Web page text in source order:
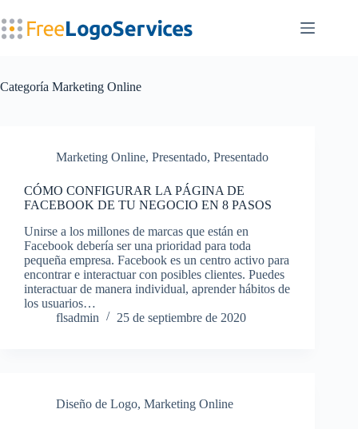
al
contenido
Categoría Marketing Online
Marketing Online, Presentado, Presentado
CÓMO CONFIGURAR LA PÁGINA DE
FACEBOOK DE TU NEGOCIO EN 8 PASOS
Unirse a los millones de marcas que están en
Facebook debería ser una prioridad para toda
pequeña empresa. Facebook es un centro activo para
encontrar e interactuar con posibles clientes. Puedes
interactuar de manera individual, aprender hábitos de
los usuarios…
flsadmin
25 de septiembre de 2020
Diseño de Logo, Marketing Online